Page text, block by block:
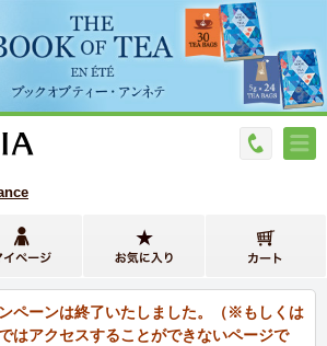
ペーンは終了いたしました。（※もしくは
はアクセスすることができないページで